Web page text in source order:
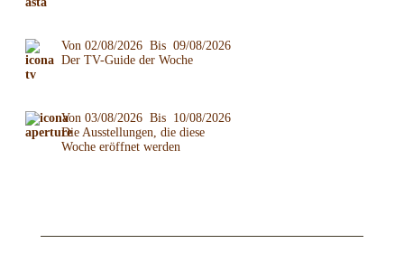
Von 02/08/2026 Bis 09/08/2026
Der TV-Guide der Woche
Von 03/08/2026 Bis 10/08/2026
Die Ausstellungen, die diese
Woche eröffnet werden